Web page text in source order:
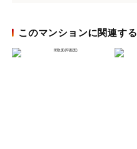
このマンションに関連す